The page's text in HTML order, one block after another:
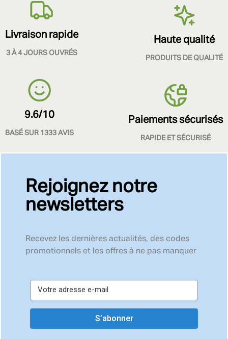
Livraison rapide
3 À 4 JOURS OUVRÉS
Haute qualité
PRODUITS DE QUALITÉ
9.6/10
BASÉ SUR 1333 AVIS
Paiements sécurisés
RAPIDE ET SÉCURISÉ
Rejoignez notre
newsletters
Recevez les dernières actualités, des codes
promotionnels et les offres à ne pas manquer
S’abonner